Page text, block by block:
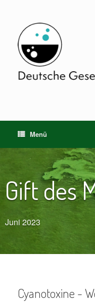
Menü
Gift des
Juni 2023
Cyanotoxine -